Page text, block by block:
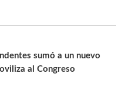
sumó a un nuevo
al Congreso